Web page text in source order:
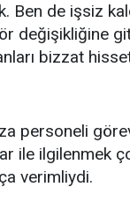
Ben de işsiz
değişikliğine
bizzat
personeli
ile ilgilenmek
verimliydi.